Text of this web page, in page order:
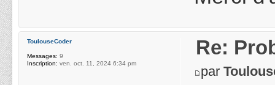
Re:
par
ToulouseCoder
Messages: 9
Inscription: ven. oct. 11, 2024 6:34 pm